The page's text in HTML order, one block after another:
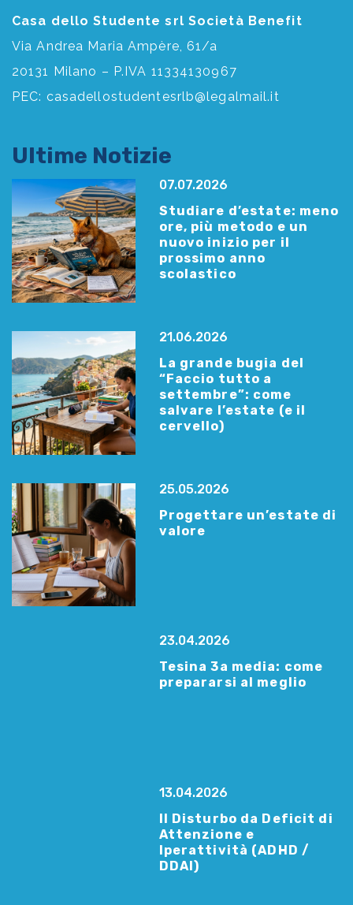
Casa dello Studente srl Società Benefit
Via Andrea Maria Ampère, 61/a
20131 Milano – P.IVA 11334130967
PEC: casadellostudentesrlb@legalmail.it
Ultime Notizie
07.07.2026
Studiare d’estate: meno
ore, più metodo e un
nuovo inizio per il
prossimo anno
scolastico
21.06.2026
La grande bugia del
“Faccio tutto a
settembre”: come
salvare l’estate (e il
cervello)
25.05.2026
Progettare un’estate di
valore
23.04.2026
Tesina 3a media: come
prepararsi al meglio
13.04.2026
Il Disturbo da Deficit di
Attenzione e
Iperattività (ADHD /
DDAI)